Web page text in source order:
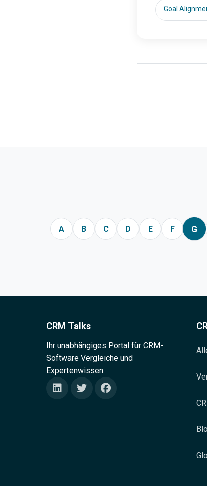
Goal
A B C D E F G
CRM Talks
Ihr unabhängiges Portal für CRM-
Software Vergleiche und
Expertenwissen.